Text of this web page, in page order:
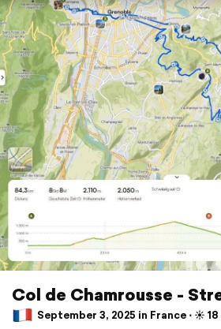
Col de Chamrousse -
September 3, 2025 in France ⋅ ☀️ 18